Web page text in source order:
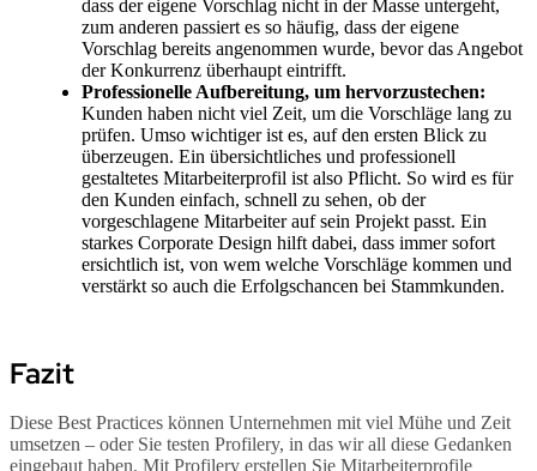
dass der eigene Vorschlag nicht in der Masse untergeht,
zum anderen passiert es so häufig, dass der eigene
Vorschlag bereits angenommen wurde, bevor das Angebot
der Konkurrenz überhaupt eintrifft.
Professionelle Aufbereitung, um hervorzustechen:
Kunden haben nicht viel Zeit, um die Vorschläge lang zu
prüfen. Umso wichtiger ist es, auf den ersten Blick zu
überzeugen. Ein übersichtliches und professionell
gestaltetes Mitarbeiterprofil ist also Pflicht. So wird es für
den Kunden einfach, schnell zu sehen, ob der
vorgeschlagene Mitarbeiter auf sein Projekt passt. Ein
starkes Corporate Design hilft dabei, dass immer sofort
ersichtlich ist, von wem welche Vorschläge kommen und
verstärkt so auch die Erfolgschancen bei Stammkunden.
Fazit
Diese Best Practices können Unternehmen mit viel Mühe und Zeit
umsetzen – oder Sie testen Profilery, in das wir all diese Gedanken
eingebaut haben. Mit Profilery erstellen Sie Mitarbeiterprofile